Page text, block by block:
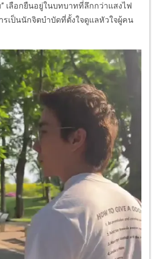
เลือกยืนอยู่ในบทบาทที่ลึกกว่าแสงไฟ
เป็นนักจิตบำบัดที่ตั้งใจดูแลหัวใจผู้คน